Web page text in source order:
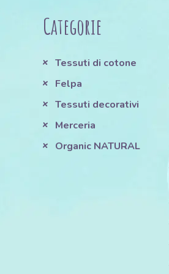
Categorie
Tessuti di cotone
Felpa
Tessuti decorativi
Merceria
Organic NATURAL